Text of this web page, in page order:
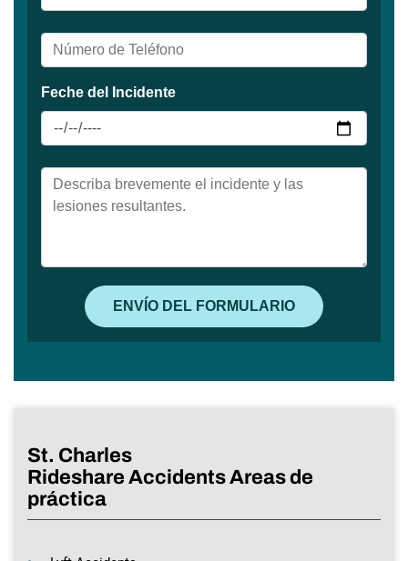
St. Charles
Rideshare Accidents Areas de
práctica